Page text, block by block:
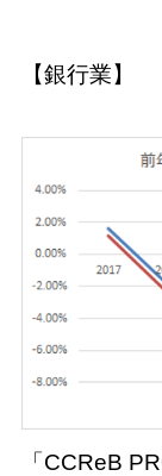
【銀行業】
「CCReB